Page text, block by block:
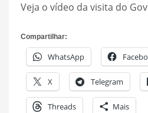
Veja o vídeo da visita do
Compartilhar:
WhatsApp
X Telegram
Threads Mais